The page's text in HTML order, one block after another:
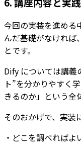
今回の実装を進める
んだ基礎がなければ
とです。
Dify については講義
ト”を分かりやすく
きるのか」という全
そのおかげで、実装
・どこを調べればよ